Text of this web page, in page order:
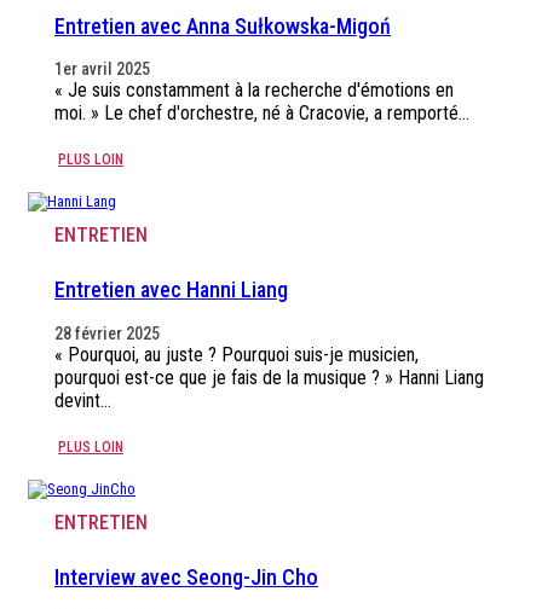
Entretien avec Anna Sułkowska-Migoń
1er avril 2025
« Je suis constamment à la recherche d'émotions en
moi. » Le chef d'orchestre, né à Cracovie, a remporté…
PLUS LOIN
ENTRETIEN
Entretien avec Hanni Liang
28 février 2025
« Pourquoi, au juste ? Pourquoi suis-je musicien,
pourquoi est-ce que je fais de la musique ? » Hanni Liang
devint…
PLUS LOIN
ENTRETIEN
Interview avec Seong-Jin Cho